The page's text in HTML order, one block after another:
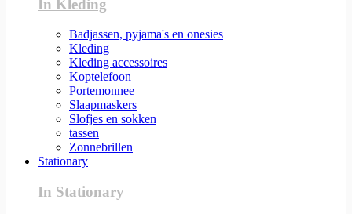
In Kleding
Badjassen, pyjama's en onesies
Kleding
Kleding accessoires
Koptelefoon
Portemonnee
Slaapmaskers
Slofjes en sokken
tassen
Zonnebrillen
Stationary
In Stationary